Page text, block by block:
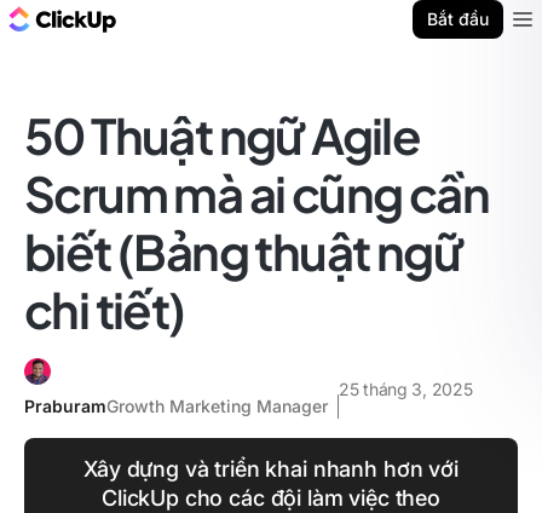
Bắt đầu
50 Thuật ngữ Agile
Scrum mà ai cũng cần
biết (Bảng thuật ngữ
chi tiết)
PraburamGrowth Marketing Manager
25 tháng 3, 2025
Xây dựng và triển khai nhanh hơn với
ClickUp cho các đội làm việc theo